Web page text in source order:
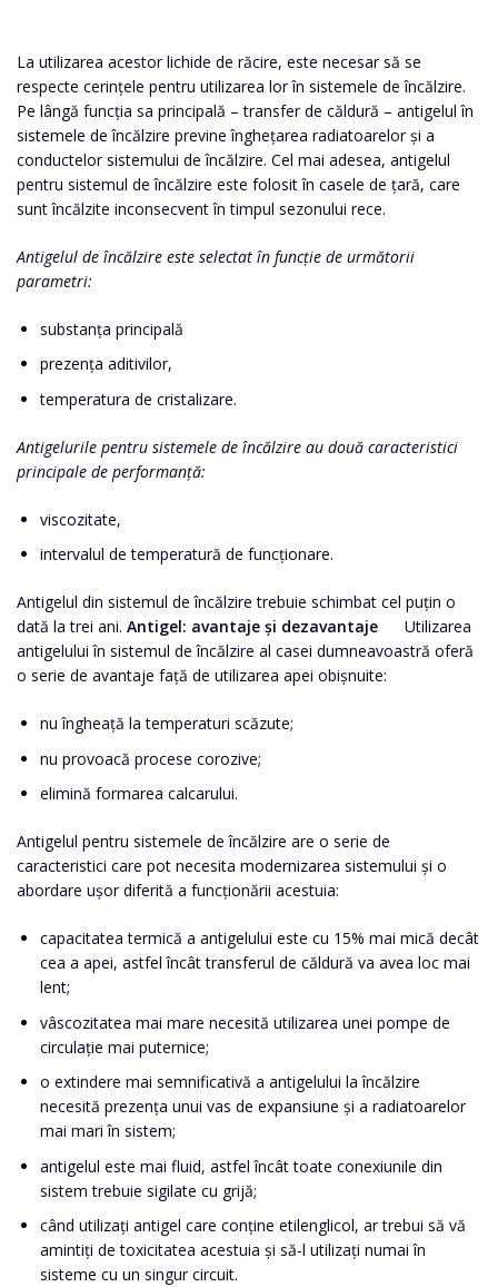
La utilizarea acestor lichide de răcire, este necesar să se
respecte cerințele pentru utilizarea lor în sistemele de încălzire.
Pe lângă funcția sa principală – transfer de căldură – antigelul în
sistemele de încălzire previne înghețarea radiatoarelor și a
conductelor sistemului de încălzire. Cel mai adesea, antigelul
pentru sistemul de încălzire este folosit în casele de țară, care
sunt încălzite inconsecvent în timpul sezonului rece.
Antigelul de încălzire este selectat în funcție de următorii
parametri:
substanța principală
prezența aditivilor,
temperatura de cristalizare.
Antigelurile pentru sistemele de încălzire au două caracteristici
principale de performanță:
viscozitate,
intervalul de temperatură de funcționare.
Antigelul din sistemul de încălzire trebuie schimbat cel puțin o
dată la trei ani. Antigel: avantaje și dezavantaje Utilizarea
antigelului în sistemul de încălzire al casei dumneavoastră oferă
o serie de avantaje față de utilizarea apei obișnuite:
nu îngheață la temperaturi scăzute;
nu provoacă procese corozive;
elimină formarea calcarului.
Antigelul pentru sistemele de încălzire are o serie de
caracteristici care pot necesita modernizarea sistemului și o
abordare ușor diferită a funcționării acestuia:
capacitatea termică a antigelului este cu 15% mai mică decât
cea a apei, astfel încât transferul de căldură va avea loc mai
lent;
vâscozitatea mai mare necesită utilizarea unei pompe de
circulație mai puternice;
o extindere mai semnificativă a antigelului la încălzire
necesită prezența unui vas de expansiune și a radiatoarelor
mai mari în sistem;
antigelul este mai fluid, astfel încât toate conexiunile din
sistem trebuie sigilate cu grijă;
când utilizați antigel care conține etilenglicol, ar trebui să vă
amintiți de toxicitatea acestuia și să-l utilizați numai în
sisteme cu un singur circuit.